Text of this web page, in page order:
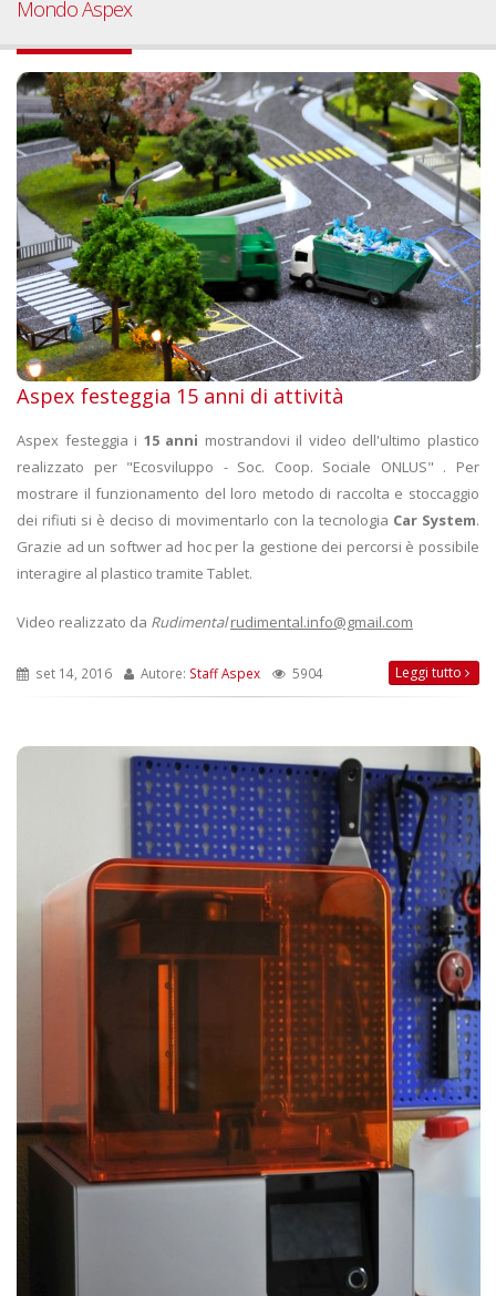
Mondo Aspex
Aspex festeggia 15 anni di attività
Aspex festeggia i 15 anni mostrandovi il video dell'ultimo plastico
realizzato per "Ecosviluppo - Soc. Coop. Sociale ONLUS" . Per
mostrare il funzionamento del loro metodo di raccolta e stoccaggio
dei rifiuti si è deciso di movimentarlo con la tecnologia Car System.
Grazie ad un softwer ad hoc per la gestione dei percorsi è possibile
interagire al plastico tramite Tablet.
Video realizzato da Rudimental rudimental.info@gmail.com
set 14, 2016 Autore: Staff Aspex 5904 Leggi tutto